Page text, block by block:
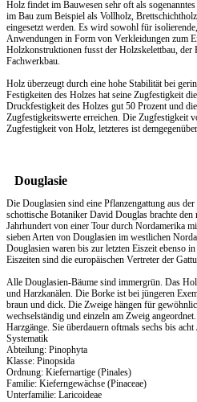
Holz findet im Bauwesen sehr oft als
im Bau zum Beispiel als Vollholz,
eingesetzt werden. Es wird sowohl für
Anwendungen in Form von Verkleidungen zum
Holzkonstruktionen fusst der Holzskelettbau, der
Fachwerkbau.
Holz überzeugt durch eine hohe Stabilität bei
Festigkeiten des Holzes hat seine Zugfestigkeit
Druckfestigkeit des Holzes gut 50 Prozent und
Zugfestigkeitswerte erreichen. Die Zugfestigkeit
Zugfestigkeit von Holz, letzteres ist
Douglasie
Die Douglasien sind eine Pflanzengattung aus
schottische Botaniker David Douglas brachte den
Jahrhundert von einer Tour durch Nordamerika
sieben Arten von Douglasien im westlichen
Douglasien waren bis zur letzten Eiszeit ebenso
Eiszeiten sind die europäischen Vertreter der
Alle Douglasien-Bäume sind immergrün. Das
und Harzkanälen. Die Borke ist bei jüngeren
braun und dick. Die Zweige hängen für
wechselständig und einzeln am Zweig
Harzgänge. Sie überdauern oftmals sechs bis acht
Systematik
Abteilung: Pinophyta
Klasse: Pinopsida
Ordnung: Kiefernartige (Pinales)
Familie: Kieferngewächse (Pinaceae)
Unterfamilie: Laricoideae